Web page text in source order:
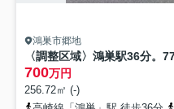
鴻巣市郷地
700万円
256.72㎡ (-)